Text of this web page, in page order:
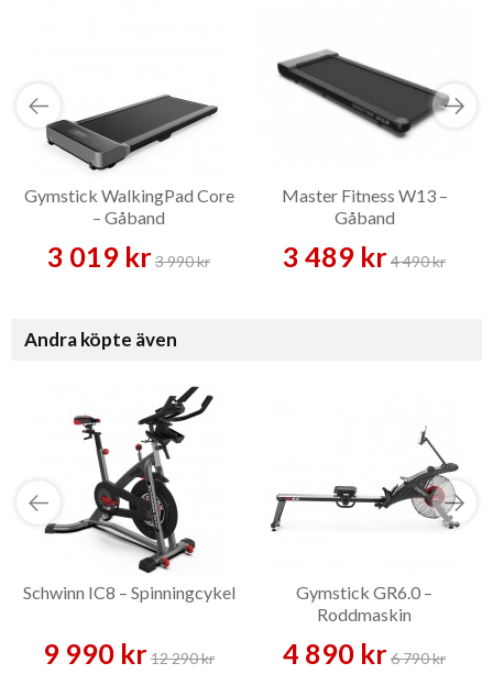
Gymstick WalkingPad Core
– Gåband
3 019 kr3 990 kr
Master Fitness W13 –
Gåband
3 489 kr4 490 kr
Andra köpte även
Schwinn IC8 – Spinningcykel
9 990 kr12 290 kr
Gymstick GR6.0 –
Roddmaskin
4 890 kr6 790 kr